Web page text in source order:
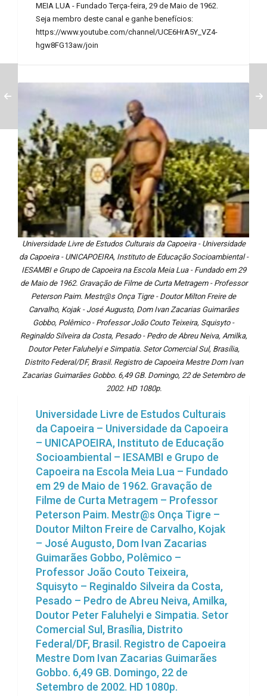
MEIA LUA - Fundado Terça-feira, 29 de Maio de 1962.
Seja membro deste canal e ganhe benefícios:
https://www.youtube.com/channel/UCE6HrA5Y_VZ4-
hgw8FG13aw/join
Universidade Livre de Estudos Culturais da Capoeira - Universidade
da Capoeira - UNICAPOEIRA, Instituto de Educação Socioambiental -
IESAMBI e Grupo de Capoeira na Escola Meia Lua - Fundado em 29
de Maio de 1962. Gravação de Filme de Curta Metragem - Professor
Peterson Paim. Mestr@s Onça Tigre - Doutor Milton Freire de
Carvalho, Kojak - José Augusto, Dom Ivan Zacarias Guimarães
Gobbo, Polêmico - Professor João Couto Teixeira, Squisyto -
Reginaldo Silveira da Costa, Pesado - Pedro de Abreu Neiva, Amilka,
Doutor Peter Faluhelyi e Simpatia. Setor Comercial Sul, Brasília,
Distrito Federal/DF, Brasil. Registro de Capoeira Mestre Dom Ivan
Zacarias Guimarães Gobbo. 6,49 GB. Domingo, 22 de Setembro de
2002. HD 1080p.
Universidade Livre de Estudos Culturais
da Capoeira – Universidade da Capoeira
– UNICAPOEIRA, Instituto de Educação
Socioambiental – IESAMBI e Grupo de
Capoeira na Escola Meia Lua – Fundado
em 29 de Maio de 1962. Gravação de
Filme de Curta Metragem – Professor
Peterson Paim. Mestr@s Onça Tigre –
Doutor Milton Freire de Carvalho, Kojak
– José Augusto, Dom Ivan Zacarias
Guimarães Gobbo, Polêmico –
Professor João Couto Teixeira,
Squisyto – Reginaldo Silveira da Costa,
Pesado – Pedro de Abreu Neiva, Amilka,
Doutor Peter Faluhelyi e Simpatia. Setor
Comercial Sul, Brasília, Distrito
Federal/DF, Brasil. Registro de Capoeira
Mestre Dom Ivan Zacarias Guimarães
Gobbo. 6,49 GB. Domingo, 22 de
Setembro de 2002. HD 1080p.